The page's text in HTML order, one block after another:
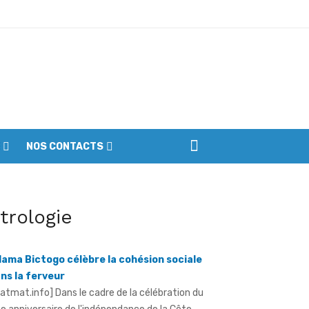
du parc
NOS CONTACTS
Bictogo célèbre la cohésion sociale
anniversaire de l'indépendance de la Côte
féminin U18 - Les Lioncelles